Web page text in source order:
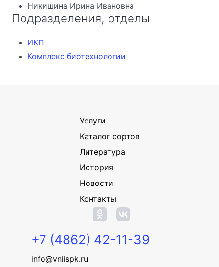
Никишина Ирина Ивановна
Подразделения, отделы
ИКП
Комплекс биотехнологии
Услуги
Каталог сортов
Литература
История
Новости
Контакты
+7 (4862) 42-11-39
info@vniispk.ru